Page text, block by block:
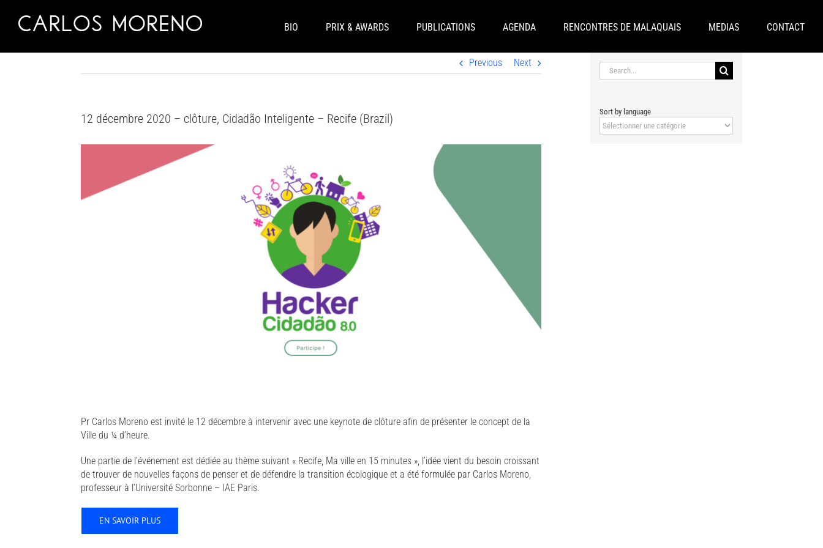
content
BIO PRIX & AWARDS PUBLICATIONS AGENDA RENCONTRES DE MALAQUAIS MEDIAS CONTACT
Previous Next
12 décembre 2020 – clôture, Cidadão Inteligente – Recife (Brazil)
Pr Carlos Moreno est invité le 12 décembre à intervenir avec une keynote de clôture afin de présenter le concept de la
Ville du ¼ d’heure.
Une partie de l’événement est dédiée au thème suivant « Recife, Ma ville en 15 minutes », l’idée vient du besoin croissant
de trouver de nouvelles façons de penser et de défendre la transition écologique et a été formulée par Carlos Moreno,
professeur à l’Université Sorbonne – IAE Paris.
EN SAVOIR PLUS
Search
for:
Sort by language
Sort
by